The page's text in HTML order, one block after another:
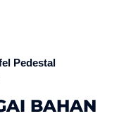
Pedestal
BAHAN